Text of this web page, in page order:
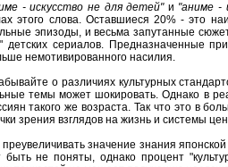
- искусство не для детей"и "аниме -
этого слова. Оставшиеся 20% - это
эпизоды, и весьма запутанные
сериалов. Предназначенные
немотивированного насилия.
о различиях культурных
темы может шокировать. Однако в
такого же возраста. Так что это в
зрения взглядов на жизнь и системы
значение знания
быть не поняты, однако процент